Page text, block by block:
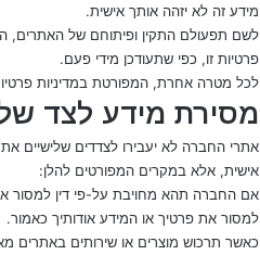
מידע זה לא יזהה אותך אישית.
לשם תפעולם התקין ופיתוחם של האתרים,
פרטיות זו, כפי שתעודכן מידי פעם.
לכל מטרה אחרת, המפורטת במדיניות
מסירת מידע לצד
אתרי החברה לא יעבירו לצדדים שלישיים
אישית, אלא במקרים המפורטים להלן:
אם החברה תהא מחויבת על-פי דין למסור
למסור את פרטיך או המידע אודותיך כאמור.
כאשר תרכוש מוצרים או שירותים באתרים